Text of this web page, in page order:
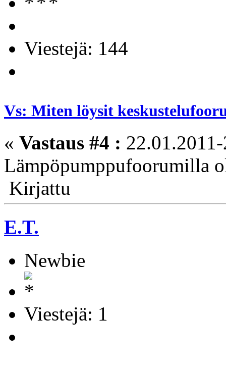
Viestejä: 144
Vs: Miten löysit
« Vastaus #4 :
Lämpöpumppufoorumilla
Kirjattu
E.T.
Newbie
Viestejä: 1